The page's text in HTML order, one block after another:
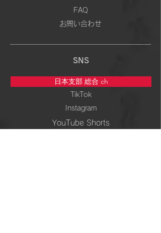
FAQ
お問い合わせ
SNS
日本支部 総合 ch
TikTok
Instagram
YouTube Shorts